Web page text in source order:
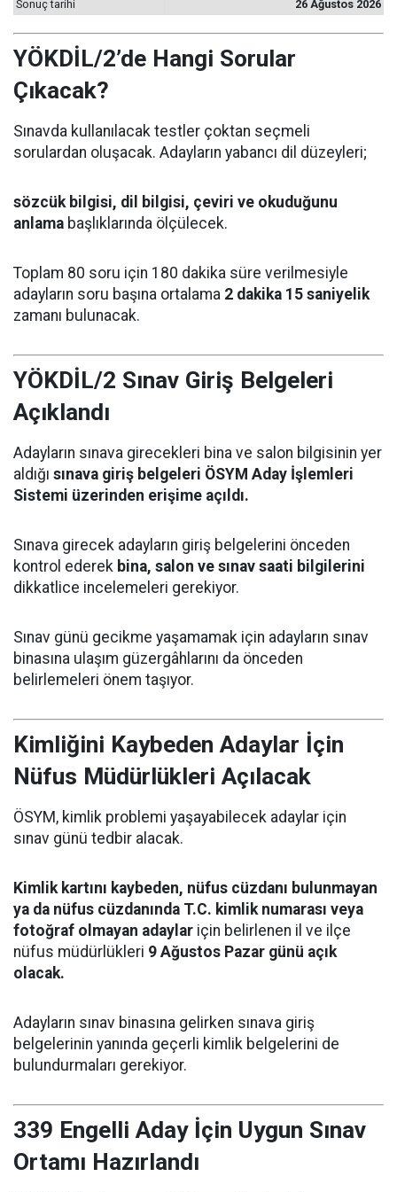
Sonuç tarihi 26 Ağustos 2026
YÖKDİL/2’de Hangi Sorular
Çıkacak?
Sınavda kullanılacak testler çoktan seçmeli
sorulardan oluşacak. Adayların yabancı dil düzeyleri;
sözcük bilgisi, dil bilgisi, çeviri ve okuduğunu
anlama başlıklarında ölçülecek.
Toplam 80 soru için 180 dakika süre verilmesiyle
adayların soru başına ortalama 2 dakika 15 saniyelik
zamanı bulunacak.
YÖKDİL/2 Sınav Giriş Belgeleri
Açıklandı
Adayların sınava girecekleri bina ve salon bilgisinin yer
aldığı sınava giriş belgeleri ÖSYM Aday İşlemleri
Sistemi üzerinden erişime açıldı.
Sınava girecek adayların giriş belgelerini önceden
kontrol ederek bina, salon ve sınav saati bilgilerini
dikkatlice incelemeleri gerekiyor.
Sınav günü gecikme yaşamamak için adayların sınav
binasına ulaşım güzergâhlarını da önceden
belirlemeleri önem taşıyor.
Kimliğini Kaybeden Adaylar İçin
Nüfus Müdürlükleri Açılacak
ÖSYM, kimlik problemi yaşayabilecek adaylar için
sınav günü tedbir alacak.
Kimlik kartını kaybeden, nüfus cüzdanı bulunmayan
ya da nüfus cüzdanında T.C. kimlik numarası veya
fotoğraf olmayan adaylar için belirlenen il ve ilçe
nüfus müdürlükleri 9 Ağustos Pazar günü açık
olacak.
Adayların sınav binasına gelirken sınava giriş
belgelerinin yanında geçerli kimlik belgelerini de
bulundurmaları gerekiyor.
339 Engelli Aday İçin Uygun Sınav
Ortamı Hazırlandı